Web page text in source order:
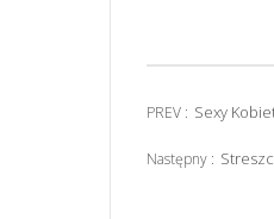
PREV : Sexy
Następny :